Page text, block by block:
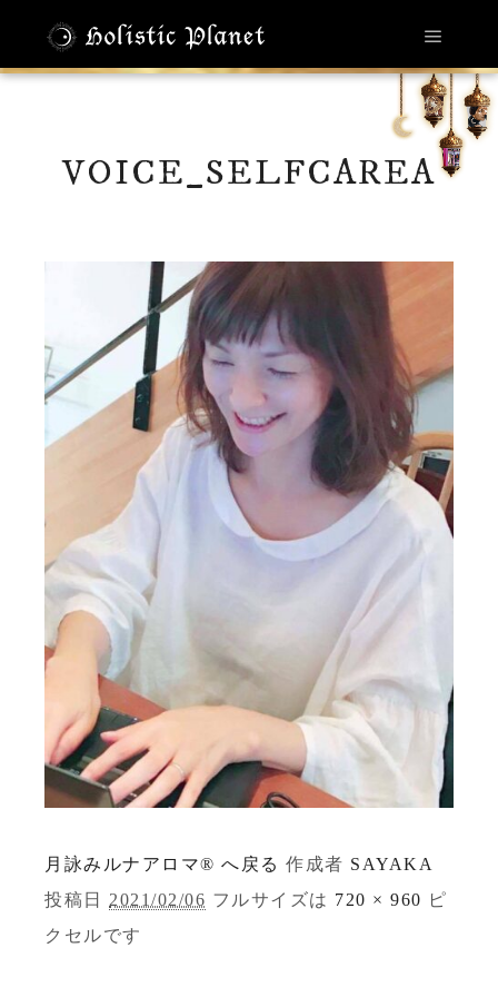
メイン
VOICE_SELFCAREA
月詠みルナアロマ® へ戻る 作成者 SAYAKA
投稿日 2021/02/06 フルサイズは 720 × 960 ピ
クセルです